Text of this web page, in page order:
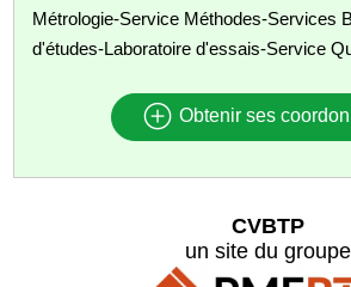
Métrologie-Service Méthodes-Services
d'études-Laboratoire d'essais-Service
Obtenir ses
CVBTP
un site du groupe